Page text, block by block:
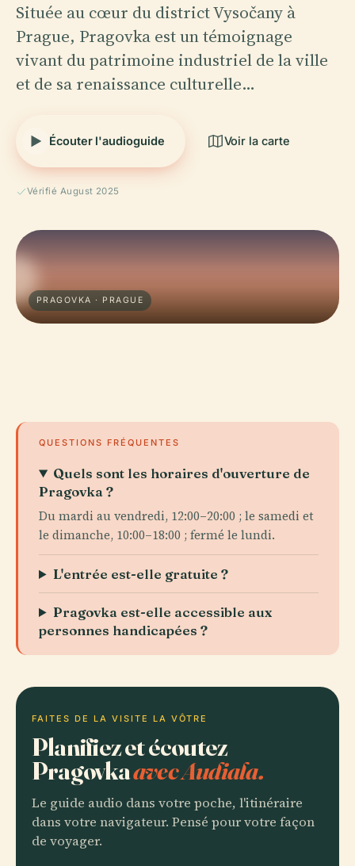
Située au cœur du district Vysočany à
Prague, Pragovka est un témoignage
vivant du patrimoine industriel de la ville
et de sa renaissance culturelle…
Écouter l'audioguide Voir la carte
Vérifié August 2025
PRAGOVKA · PRAGUE
QUESTIONS FRÉQUENTES
Quels sont les horaires d'ouverture de
Pragovka ?
Du mardi au vendredi, 12:00–20:00 ; le samedi et
le dimanche, 10:00–18:00 ; fermé le lundi.
L'entrée est-elle gratuite ?
Pragovka est-elle accessible aux
personnes handicapées ?
FAITES DE LA VISITE LA VÔTRE
Planifiez et écoutez
Pragovkaavec Audiala.
Le guide audio dans votre poche, l'itinéraire
dans votre navigateur. Pensé pour votre façon
de voyager.